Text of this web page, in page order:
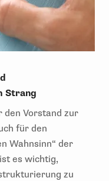
Strang
Vorstand zur
für den
Wahnsinn“ der
es wichtig,
zu